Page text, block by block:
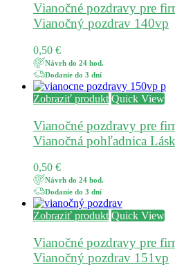
Vianočné pozdravy pre
Vianočný pozdrav 140vp
0,50 €
Návrh do 24 hod.
Dodanie do 3 dní
Zobraziť produkt Quick View
Vianočné pozdravy pre
Vianočná pohľadnica
0,50 €
Návrh do 24 hod.
Dodanie do 3 dní
Zobraziť produkt Quick View
Vianočné pozdravy pre
Vianočný pozdrav 151vp